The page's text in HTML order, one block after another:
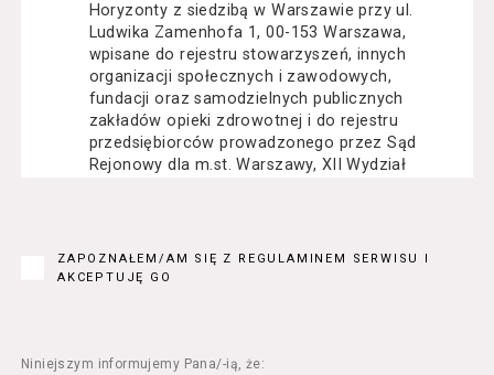
Horyzonty z siedzibą w Warszawie przy ul.
Ludwika Zamenhofa 1, 00-153 Warszawa,
wpisane do rejestru stowarzyszeń, innych
organizacji społecznych i zawodowych,
fundacji oraz samodzielnych publicznych
zakładów opieki zdrowotnej i do rejestru
przedsiębiorców prowadzonego przez Sąd
Rejonowy dla m.st. Warszawy, XII Wydział
Usługobiorca - osoba fizyczna, osoba prawna
lub jednostka organizacyjna nieposiadająca
Usługodawcę drogą elektroniczną z
ZAPOZNAŁEM/AM SIĘ Z REGULAMINEM SERWISU I
AKCEPTUJĘ GO
Niniejszym informujemy Pana/-ią, że: